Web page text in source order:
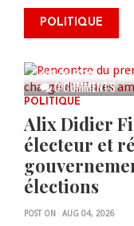
POLITIQUE
0 COMMENTS
rencontre
avec le
AUG 06, 2026
POLITIQUE
Alix Didier
électeur et
élections
POST ON AUG 04, 2026